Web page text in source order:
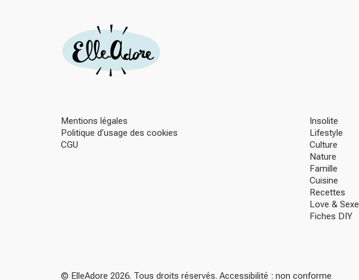
Mentions légales
Politique d’usage des cookies
CGU
Insolite
Lifestyle
Culture
Nature
Famille
Cuisine
Recettes
Love & Sexe
Fiches DIY
© ElleAdore 2026. Tous droits réservés. Accessibilité : non conforme